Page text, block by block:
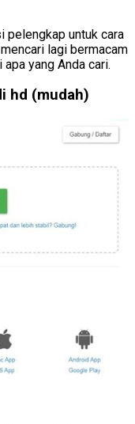
pelengkap untuk cara
lagi bermacam
yang Anda cari.
hd (mudah)